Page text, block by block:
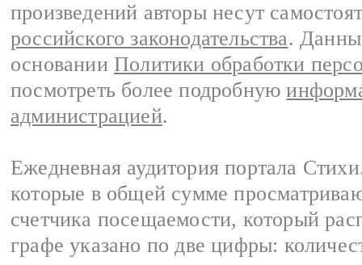
произведений авторы несут
российского законодательства.
основании Политики обработки
посмотреть более подробную
администрацией.
Ежедневная аудитория портала
которые в общей сумме
счетчика посещаемости, который
графе указано по две цифры: